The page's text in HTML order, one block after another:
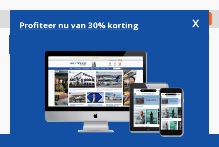
gaan
Check in
Magazine Podcasts Vacatures
Profiteer nu van 30% korting x